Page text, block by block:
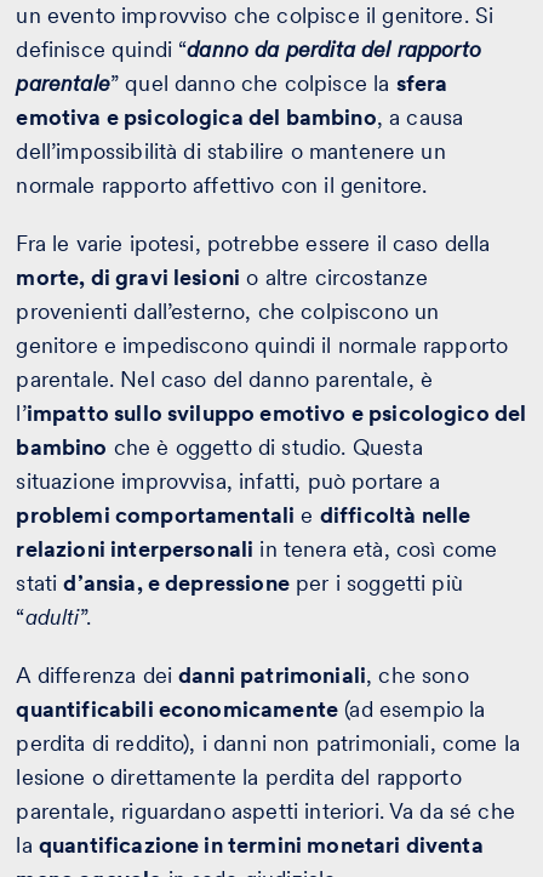
un evento improvviso che colpisce il genitore. Si
definisce quindi “danno da perdita del rapporto
parentale” quel danno che colpisce la sfera
emotiva e psicologica del bambino, a causa
dell’impossibilità di stabilire o mantenere un
normale rapporto affettivo con il genitore.
Fra le varie ipotesi, potrebbe essere il caso della
morte, di gravi lesioni o altre circostanze
provenienti dall’esterno, che colpiscono un
genitore e impediscono quindi il normale rapporto
parentale. Nel caso del danno parentale, è
l’impatto sullo sviluppo emotivo e psicologico del
bambino che è oggetto di studio. Questa
situazione improvvisa, infatti, può portare a
problemi comportamentali e difficoltà nelle
relazioni interpersonali in tenera età, così come
statid’ansia, e depressioneper i soggetti più
“adulti”.
A differenza deidanni patrimoniali, che sono
quantificabili economicamente (ad esempio la
perdita di reddito), i danni non patrimoniali, come la
lesione o direttamente la perdita del rapporto
parentale, riguardano aspetti interiori. Va da sé che
la quantificazione in termini monetari diventa